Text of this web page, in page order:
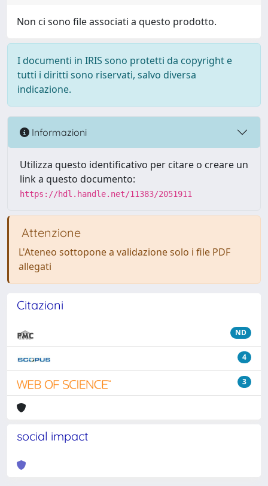
Non ci sono file associati a questo prodotto.
I documenti in IRIS sono protetti da copyright e
tutti i diritti sono riservati, salvo diversa
indicazione.
Informazioni
Utilizza questo identificativo per citare o creare un
link a questo documento:
https://hdl.handle.net/11383/2051911
Attenzione
L'Ateneo sottopone a validazione solo i file PDF
allegati
Citazioni
ND
4
3
social impact